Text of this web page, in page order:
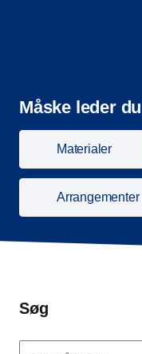
Måske leder
Materialer
Arrangementer
Søg
Søg på kb.dk